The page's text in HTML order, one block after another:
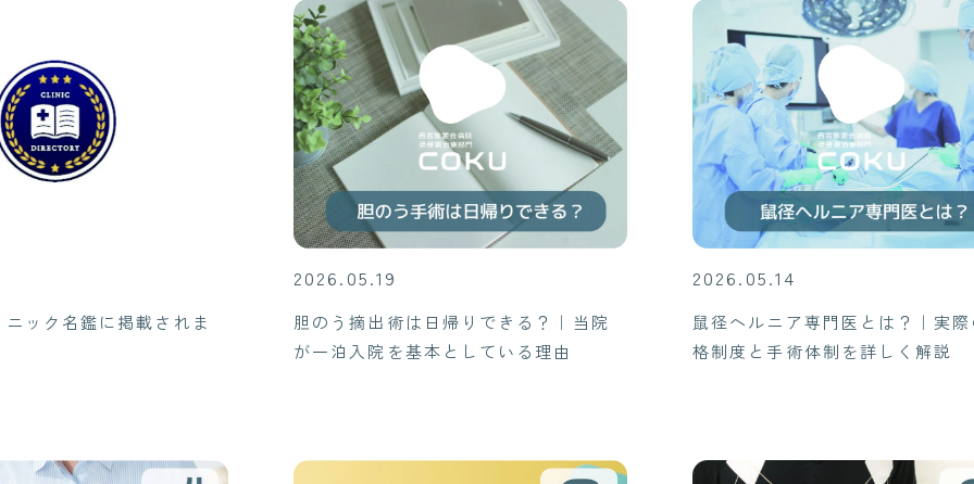
ック名鑑に掲載されま
2026. 05.19
胆のう摘出術は日帰りできる？｜当院
が一泊入院を基本としている理由
2026. 05.14
鼠径ヘルニア専門医とは？｜実
格制度と手術体制を詳しく解説